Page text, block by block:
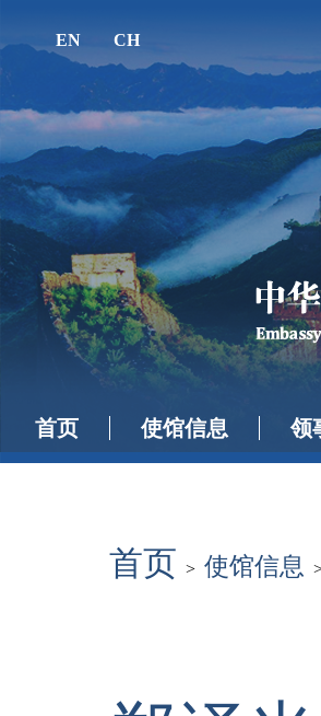
EN CH
首页 使馆信息 领
首页 > 使馆信息